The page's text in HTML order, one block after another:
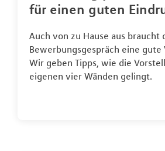
für einen guten
Auch von zu Hause aus braucht
Bewerbungsgespräch eine gute
Wir geben Tipps, wie die
eigenen vier Wänden gelingt.